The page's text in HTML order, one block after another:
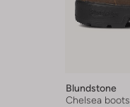
Blundstone
Chelsea boots